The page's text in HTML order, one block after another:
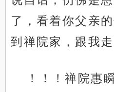
了，看着你父亲
到禅院家，跟我走
！！！禅院惠